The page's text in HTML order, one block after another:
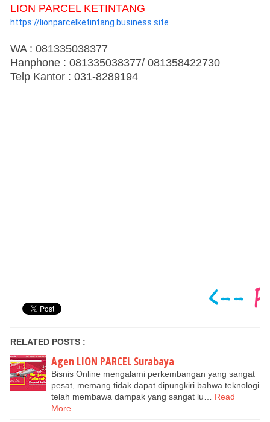
LION PARCEL KETINTANG
https://lionparcelketintang.business.site
WA : 081335038377
Hanphone : 081335038377/ 081358422730
Telp Kantor : 031-8289194
RELATED POSTS :
Agen LION PARCEL Surabaya
Bisnis Online mengalami perkembangan yang sangat
pesat, memang tidak dapat dipungkiri bahwa teknologi
telah membawa dampak yang sangat lu…
Read
More...